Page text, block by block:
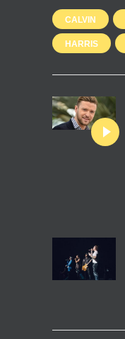
CALVIN
HARRIS